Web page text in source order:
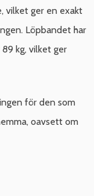
vilket ger en exakt
Löpbandet har
kg, vilket ger
för den som
oavsett om